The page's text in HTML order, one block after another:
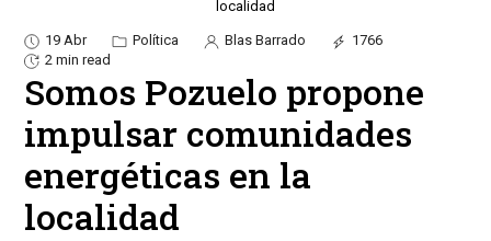
19 Abr Política Blas Barrado
1766
2 min read
Somos Pozuelo propone
impulsar comunidades
energéticas en la
localidad